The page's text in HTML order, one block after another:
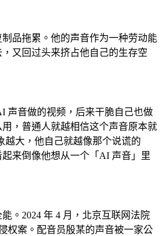
品拖累。他的声音作为一种劳动能
又回过头来挤占他自己的生存空
声音做的视频，后来干脆自己也做
，普通人就越相信这个声音原本就
越大，他自己就越像那个说谎的
来倒像他想从一个「AI 声音」里
。2024 年 4 月，北京互联网法院
权案。配音员殷某的声音被一家公